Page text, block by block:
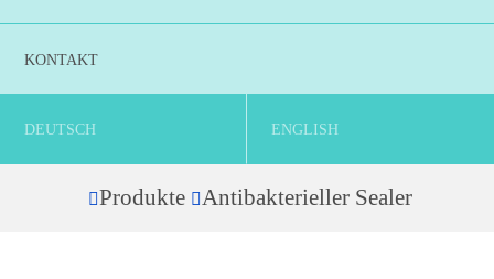
KONTAKT
DEUTSCH ENGLISH
Produkte Antibakterieller Sealer